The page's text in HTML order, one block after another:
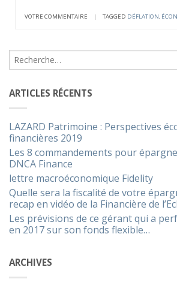
VOTRE COMMENTAIRE | TAGGED DÉFLATION,
ARTICLES RÉCENTS
LAZARD Patrimoine : Perspectives
financières 2019
Les 8 commandements pour
DNCA Finance
lettre macroéconomique Fidelity
Quelle sera la fiscalité de votre
recap en vidéo de la Financière de
Les prévisions de ce gérant qui a
en 2017 sur son fonds flexible…
ARCHIVES